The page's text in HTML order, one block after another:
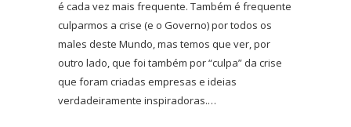
é cada vez mais frequente. Também é frequente
culparmos a crise (e o Governo) por todos os
males deste Mundo, mas temos que ver, por
outro lado, que foi também por “culpa” da crise
que foram criadas empresas e ideias
verdadeiramente inspiradoras.…